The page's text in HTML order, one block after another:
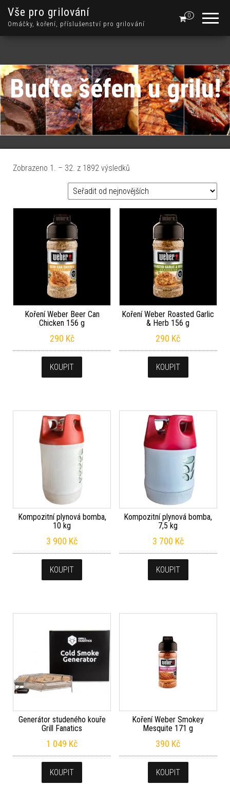
Vše pro grilování
Omáčky, koření, příslušenství pro grilování
0
Buďte šéfem u grilu!
Zobrazeno 1. – 32. z 1892 výsledků
Koření Weber Beer Can
Chicken 156 g
290 Kč
KOUPIT
Koření Weber Roasted Garlic
& Herb 156 g
290 Kč
KOUPIT
Kompozitní plynová bomba,
10 kg
3 900 Kč
KOUPIT
Kompozitní plynová bomba,
7,5 kg
3 700 Kč
KOUPIT
Generátor studeného kouře
Grill Fanatics
1 049 Kč
KOUPIT
Koření Weber Smokey
Mesquite 171 g
390 Kč
KOUPIT